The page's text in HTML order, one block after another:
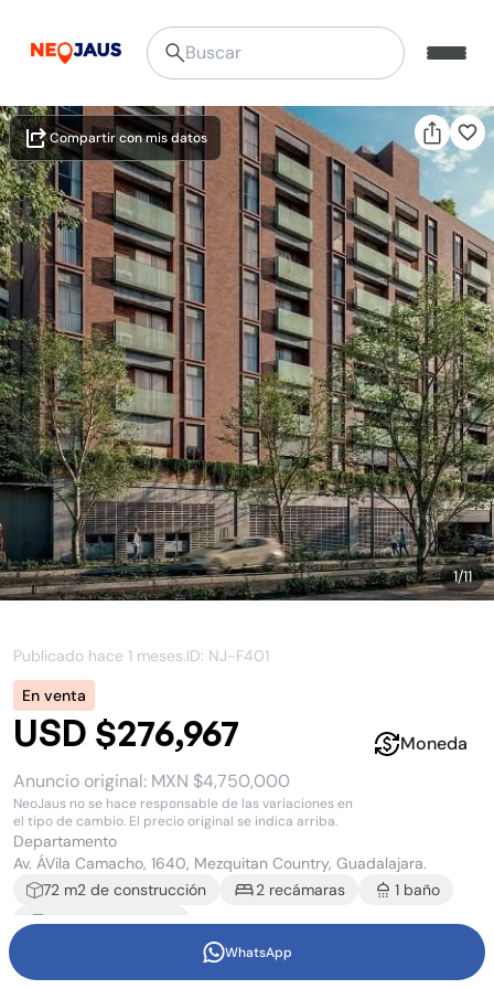
1/11
Compartir con mis datos
Publicado hace 1 meses.ID: NJ-F401
En venta
USD $276,967
Anuncio original: MXN $4,750,000
NeoJaus no se hace responsable de las variaciones en
el tipo de cambio. El precio original se indica arriba.
Moneda
Departamento
Av. ÁVila Camacho, 1640, Mezquitan Country, Guadalajara.
72 m2 de construcción 2 recámaras 1 baño
1estacionamiento
WhatsApp